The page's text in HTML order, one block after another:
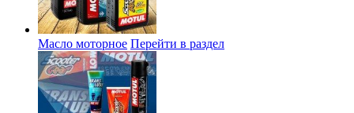
Масло моторное Перейти в раздел